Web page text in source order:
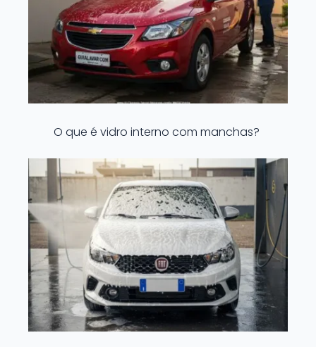
O que é vidro interno com manchas?